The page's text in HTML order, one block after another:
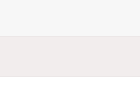
Blätterteig-Schiffchen